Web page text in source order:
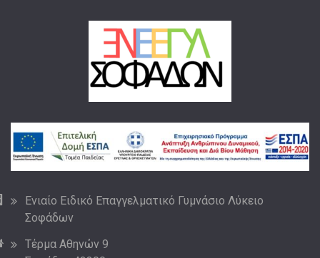
Ενιαίο Ειδικό Επαγγελματικό Γυμνάσιο Λύκειο
Σοφάδων
Τέρμα Αθηνών 9